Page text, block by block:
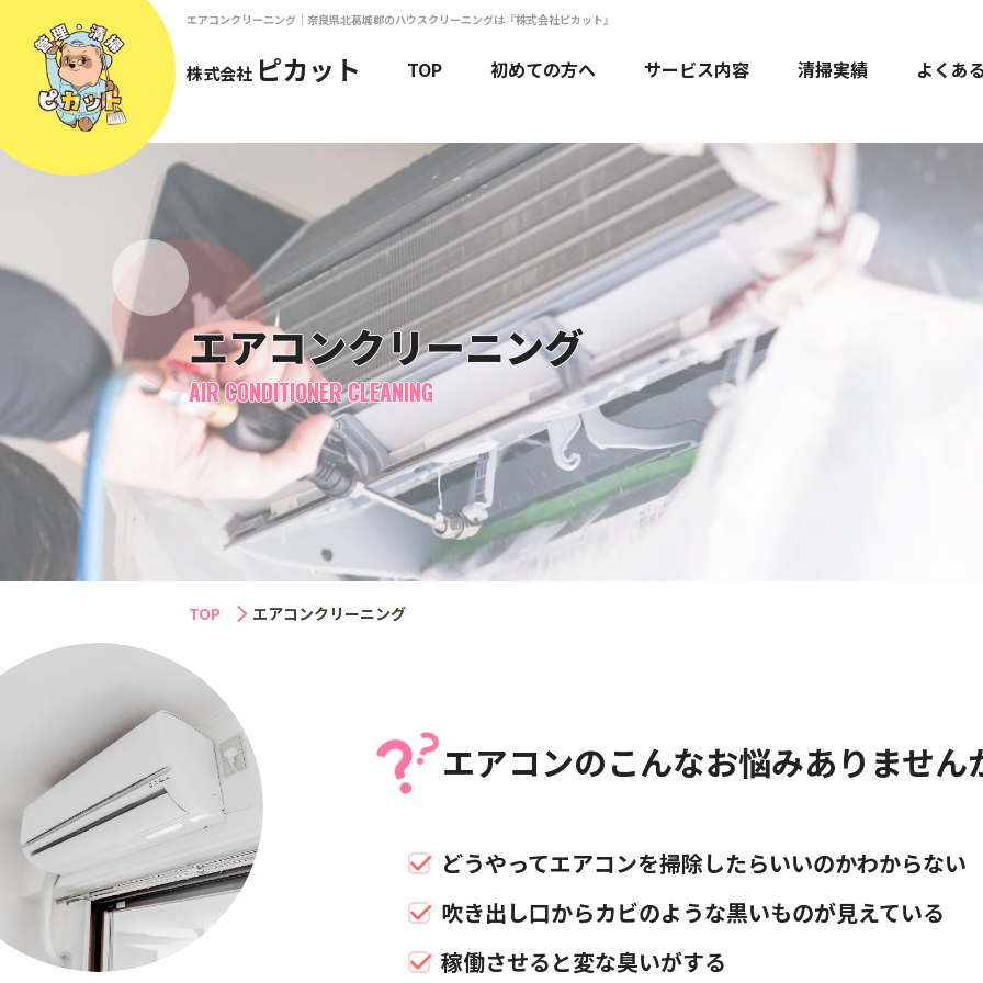
エアコンクリーニング｜奈良県北葛城郡のハウスクリーニングは『株式会社ピカット』
株式会社 ピカット TOP 初めての方へ サービス内容
水回りクリーニング
ハウスクリーニング
法人・店舗のお客様
清掃実績 よくあ
エアコンクリーニング
AIR CONDITIONER CLEANING
TOP エアコンクリーニング
エアコンのこんなお悩みありません
どうやってエアコンを掃除したらいいのかわからない
吹き出し口からカビのような黒いものが見えている
稼働させると変な臭いがする